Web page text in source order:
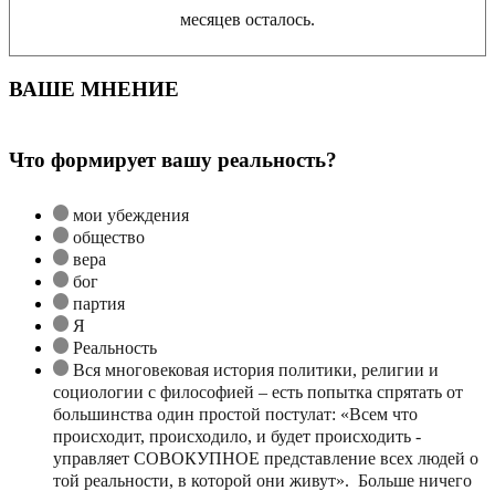
месяцев осталось.
ВАШЕ МНЕНИЕ
Что формирует вашу реальность?
мои убеждения
общество
вера
бог
партия
Я
Реальность
Вся многовековая история политики, религии и
социологии с философией – есть попытка спрятать от
большинства один простой постулат: «Всем что
происходит, происходило, и будет происходить -
управляет СОВОКУПНОЕ представление всех людей о
той реальности, в которой они живут». Больше ничего